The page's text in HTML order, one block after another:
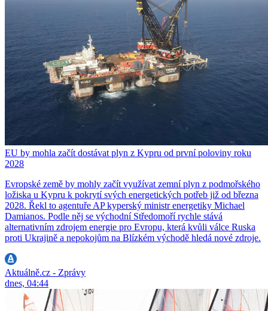
EU by mohla začít dostávat plyn z Kypru od první poloviny roku
2028
Evropské země by mohly začít využívat zemní plyn z podmořského
ložiska u Kypru k pokrytí svých energetických potřeb již od března
2028. Řekl to agentuře AP kyperský ministr energetiky Michael
Damianos. Podle něj se východní Středomoří rychle stává
alternativním zdrojem energie pro Evropu, která kvůli válce Ruska
proti Ukrajině a nepokojům na Blízkém východě hledá nové zdroje.
Aktuálně.cz - Zprávy
dnes, 04:44